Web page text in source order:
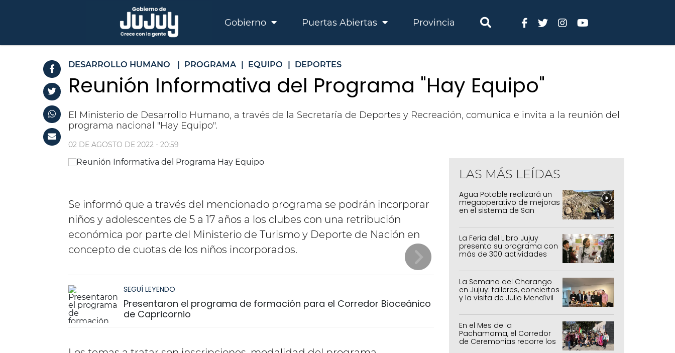
Gobierno Puertas Abiertas Provincia
DESARROLLO HUMANO | PROGRAMA | EQUIPO | DEPORTES
Reunión Informativa del Programa "Hay Equipo"
El Ministerio de Desarrollo Humano, a través de la Secretaría de Deportes y Recreación, comunica e invita a la reunión del
programa nacional "Hay Equipo".
02 DE AGOSTO DE 2022 - 20:59
Se informó que a través del mencionado programa se podrán incorporar
niños y adolescentes de 5 a 17 años a los clubes con una retribución
económica por parte del Ministerio de Turismo y Deporte de Nación en
concepto de cuotas de los niños incorporados.
SEGUÍ LEYENDO
Presentaron el programa de formación para el Corredor Bioceánico
de Capricornio
LAS MÁS LEÍDAS
Agua Potable realizará un
megaoperativo de mejoras
en el sistema de San
La Feria del Libro Jujuy
presenta su programa con
más de 300 actividades
La Semana del Charango
en Jujuy: talleres, conciertos
y la visita de Julio Mendívil
En el Mes de la
Pachamama, el Corredor
de Ceremonias recorre los